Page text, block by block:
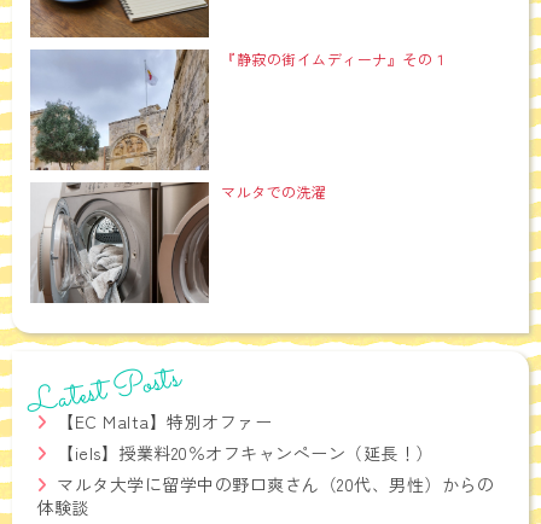
『静寂の街イムディーナ』その１
マルタでの洗濯
Latest Posts
【EC Malta】特別オファー
【iels】授業料20％オフキャンペーン（延長！）
マルタ大学に留学中の野口爽さん（20代、男性）からの
体験談